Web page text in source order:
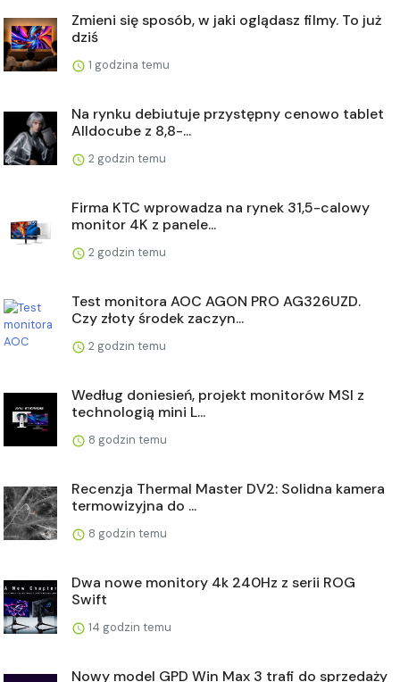
Zmieni się sposób, w jaki oglądasz filmy. To już
dziś
1 godzina temu
Na rynku debiutuje przystępny cenowo tablet
Alldocube z 8,8-...
2 godzin temu
Firma KTC wprowadza na rynek 31,5-calowy
monitor 4K z panele...
2 godzin temu
Test monitora AOC AGON PRO AG326UZD.
Czy złoty środek zaczyn...
2 godzin temu
Według doniesień, projekt monitorów MSI z
technologią mini L...
8 godzin temu
Recenzja Thermal Master DV2: Solidna kamera
termowizyjna do ...
8 godzin temu
Dwa nowe monitory 4k 240Hz z serii ROG
Swift
14 godzin temu
Nowy model GPD Win Max 3 trafi do sprzedaży